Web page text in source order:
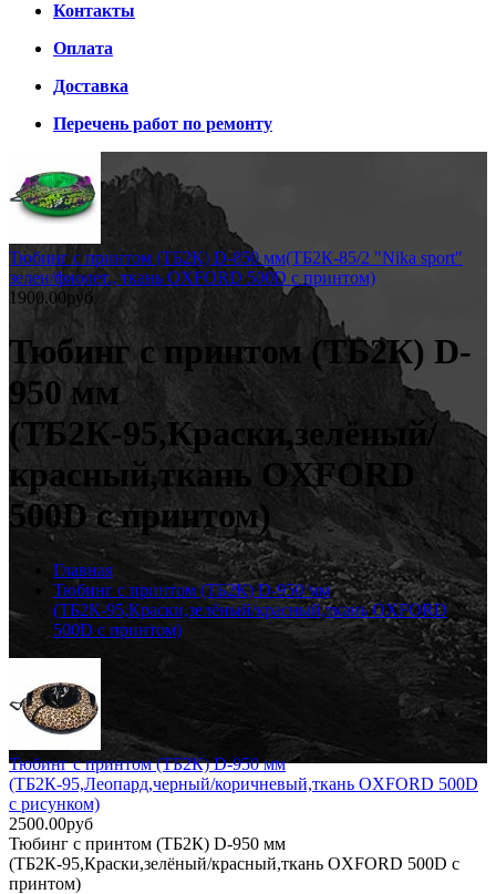
Контакты
Оплата
Доставка
Перечень работ по ремонту
Тюбинг с принтом (ТБ2К) D-850 мм(ТБ2К-85/2 "Nika sport"
зелен/фиолет., ткань OXFORD 500D с принтом)
1900.00руб
Тюбинг с принтом (ТБ2К) D-
950 мм
(ТБ2К-95,Краски,зелёный/
красный,ткань OXFORD
500D с принтом)
Главная
Тюбинг с принтом (ТБ2К) D-950 мм
(ТБ2К-95,Краски,зелёный/красный,ткань OXFORD
500D с принтом)
Тюбинг с принтом (ТБ2К) D-950 мм
(ТБ2К-95,Леопард,черный/коричневый,ткань OXFORD 500D
с рисунком)
2500.00руб
Тюбинг с принтом (ТБ2К) D-950 мм
(ТБ2К-95,Краски,зелёный/красный,ткань OXFORD 500D с
принтом)